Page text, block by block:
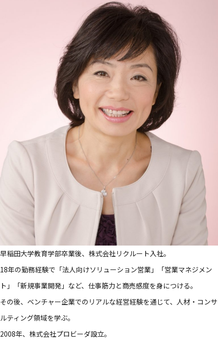
早稲田大学教育学部​卒業後、​株式会社リクルート入社。​
18年の​勤務経験で​「法人向けソリューション営業」​「営業マネジメン
ト」​「新規事業開発」など、​仕事筋力と​商売感度を​身に​つける。​
その後、​ベンチャー企業での​リアルな​経営経験を​通じて、​人材・コンサ
ルティング領域を​学ぶ。​
2008年、​株式会社プロビーダ設立。​